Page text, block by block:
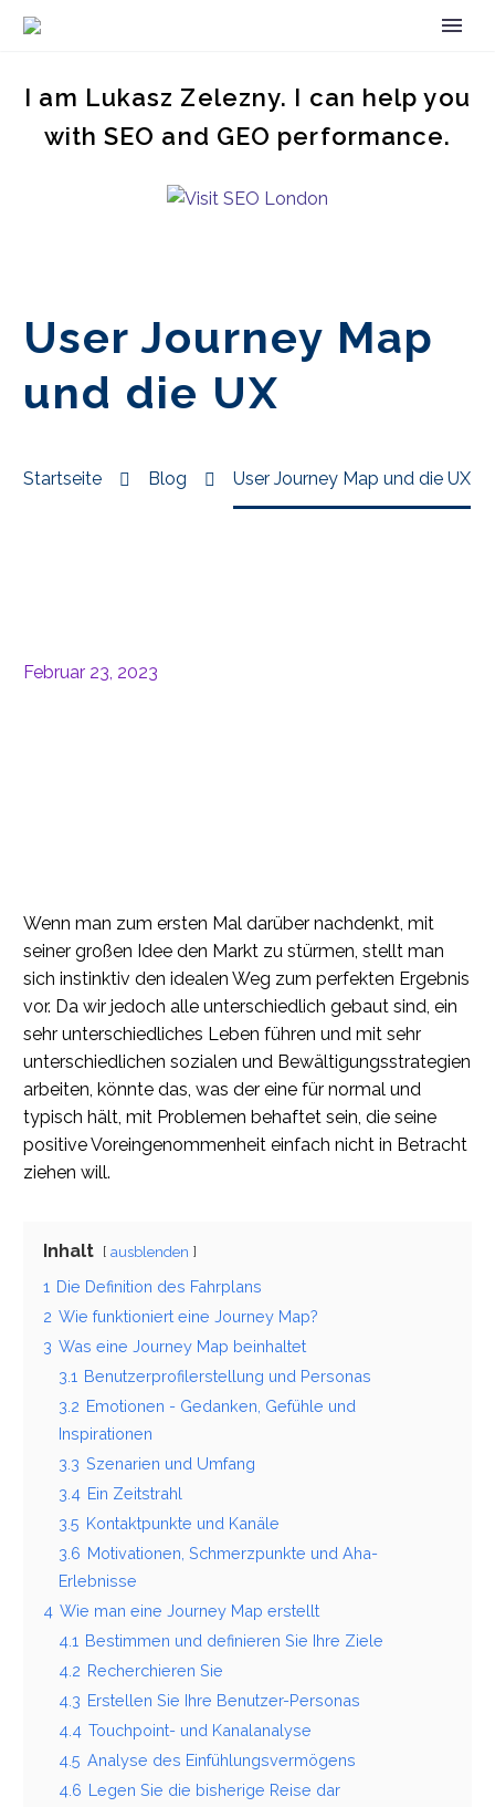
I am Lukasz Zelezny. I can help you
with SEO and GEO performance.
User Journey Map
und die UX
Startseite Blog User Journey Map und die UX
Februar 23, 2023
Wenn man zum ersten Mal darüber nachdenkt, mit
seiner großen Idee den Markt zu stürmen, stellt man
sich instinktiv den idealen Weg zum perfekten Ergebnis
vor. Da wir jedoch alle unterschiedlich gebaut sind, ein
sehr unterschiedliches Leben führen und mit sehr
unterschiedlichen sozialen und Bewältigungsstrategien
arbeiten, könnte das, was der eine für normal und
typisch hält, mit Problemen behaftet sein, die seine
positive Voreingenommenheit einfach nicht in Betracht
ziehen will.
Inhalt ausblenden
1 Die Definition des Fahrplans
2 Wie funktioniert eine Journey Map?
3 Was eine Journey Map beinhaltet
3.1 Benutzerprofilerstellung und Personas
3.2 Emotionen - Gedanken, Gefühle und
Inspirationen
3.3 Szenarien und Umfang
3.4 Ein Zeitstrahl
3.5 Kontaktpunkte und Kanäle
3.6 Motivationen, Schmerzpunkte und Aha-
Erlebnisse
4 Wie man eine Journey Map erstellt
4.1 Bestimmen und definieren Sie Ihre Ziele
4.2 Recherchieren Sie
4.3 Erstellen Sie Ihre Benutzer-Personas
4.4 Touchpoint- und Kanalanalyse
4.5 Analyse des Einfühlungsvermögens
4.6 Legen Sie die bisherige Reise dar